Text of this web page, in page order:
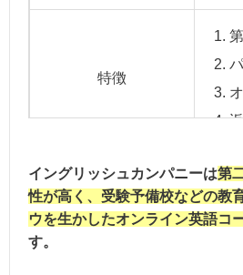
特徴
受講料金
イングリッシュカンパニーは第
性が高く、受験予備校などの教
ウを生かしたオンライン英語コ
す。